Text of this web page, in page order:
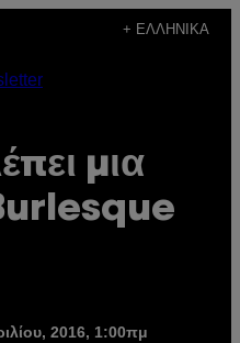
+ ΕΛΛΗΝΙΚΆ
μια
2016, 1:00πμ